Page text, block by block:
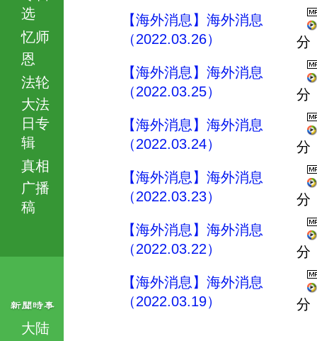
选
忆师
恩
法轮
大法
日专
辑
真相
广播
稿
大陆
【海外消息】海外消息
（2022.03.26）
分
【海外消息】海外消息
（2022.03.25）
分
【海外消息】海外消息
（2022.03.24）
分
【海外消息】海外消息
（2022.03.23）
分
【海外消息】海外消息
（2022.03.22）
分
【海外消息】海外消息
（2022.03.19）
分